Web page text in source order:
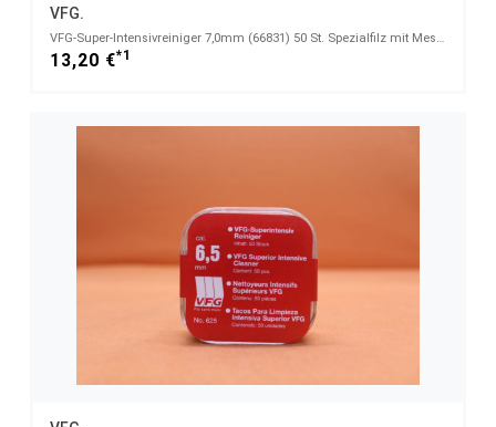
VFG.
VFG-Super-Intensivreiniger 7,0mm (66831) 50 St. Spezialfilz mit Messingfasern
13,20 €*1